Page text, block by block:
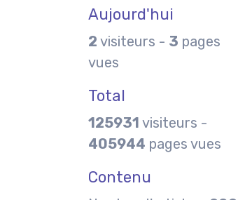
Aujourd'hui
2 visiteurs - 3 pages
vues
Total
125931 visiteurs -
405944 pages vues
Contenu